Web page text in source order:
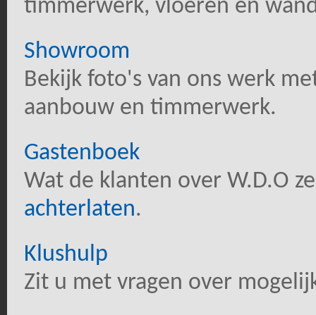
timmerwerk, vloeren en
Showroom
Bekijk foto's van ons werk
aanbouw en timmerwerk.
Gastenboek
Wat de klanten over W.D.O
achterlaten.
Klushulp
Zit u met vragen over